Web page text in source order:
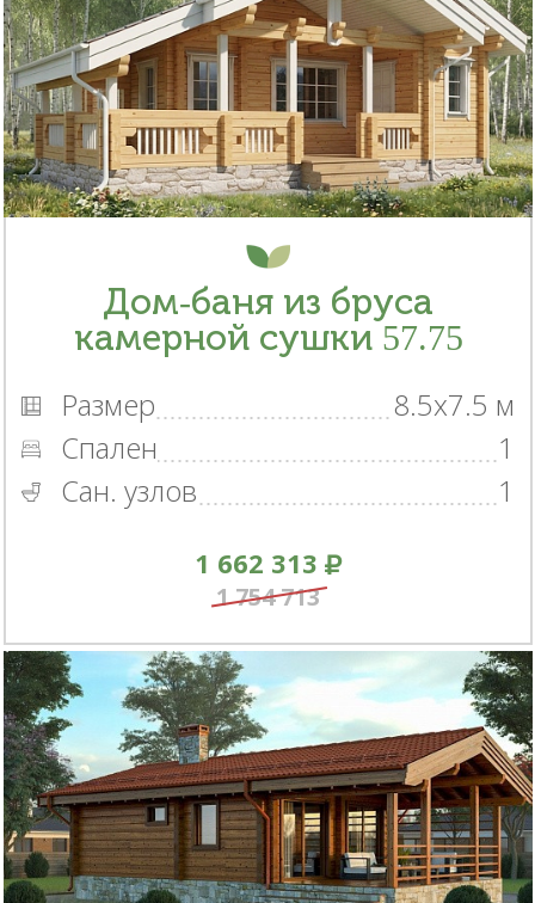
Дом-баня из бруса
камерной сушки 57.75
Размер
8.5x7.5 м
Спален
1
Сан. узлов
1
1 662 313
1 754 713